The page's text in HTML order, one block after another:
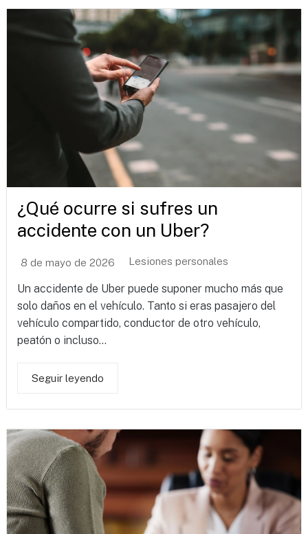
¿Qué ocurre si sufres un
accidente con un Uber?
8 de mayo de 2026 Lesiones personales
Un accidente de Uber puede suponer mucho más que
solo daños en el vehículo. Tanto si eras pasajero del
vehículo compartido, conductor de otro vehículo,
peatón o incluso...
Seguir leyendo